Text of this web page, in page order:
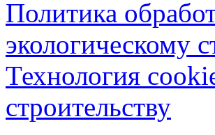
Политика
экологическому
Технология
строительству